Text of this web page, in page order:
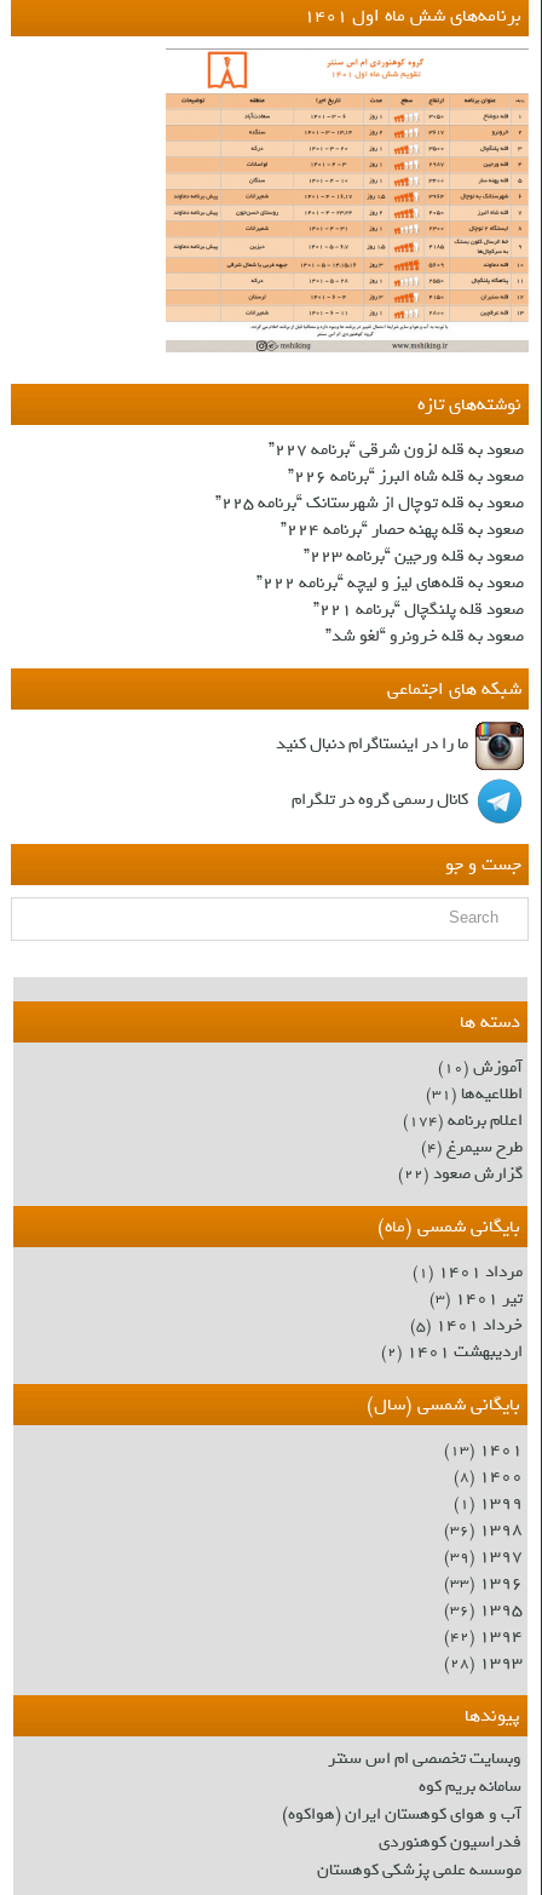
برنامه‌های شش ماه اول ۱۴۰۱
نوشته‌های تازه
صعود به قله لزون شرقی “برنامه ۲۲۷”
صعود به قله شاه البرز “برنامه ۲۲۶”
صعود به قله توچال از شهرستانک “برنامه ۲۲۵”
صعود به قله پهنه حصار “برنامه ۲۲۴”
صعود به قله ورجین “برنامه ۲۲۳”
صعود به قله‌های لیز و لیچه “برنامه ۲۲۲”
صعود قله پلنگچال “برنامه ۲۲۱”
صعود به قله‌ خرونرو “لغو شد”
شبکه های اجتماعی
ما را در اینستاگرام دنبال کنید
کانال رسمی گروه در تلگرام
جست و جو
دسته ها
آموزش(۱۰)
اطلاعیه‌ها(۳۱)
اعلام برنامه(۱۷۴)
طرح سیمرغ(۴)
گزارش صعود(۲۲)
بایگانی شمسی (ماه)
مرداد ۱۴۰۱ (۱)
تیر ۱۴۰۱ (۳)
خرداد ۱۴۰۱ (۵)
اردیبهشت ۱۴۰۱ (۲)
بایگانی شمسی (سال)
۱۴۰۱ (۱۳)
۱۴۰۰ (۸)
۱۳۹۹ (۱)
۱۳۹۸ (۳۶)
۱۳۹۷ (۳۹)
۱۳۹۶ (۳۳)
۱۳۹۵ (۳۶)
۱۳۹۴ (۴۲)
۱۳۹۳ (۲۸)
پیوندها
وبسایت تخصصی ام اس سنتر
سامانه بریم کوه
آب و هوای کوهستان ایران (هواکوه)
فدراسیون کوهنوردی
موسسه علمی پزشکی کوهستان